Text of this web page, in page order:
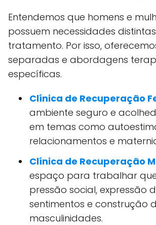
Entendemos que homens e
possuem necessidades
tratamento. Por isso,
separadas e abordagens
específicas.
Clínica de Recuperação
ambiente seguro e
em temas como
relacionamentos e
Clínica de Recuperação
espaço para trabalhar
pressão social, expressão
sentimentos e construção
masculinidades.